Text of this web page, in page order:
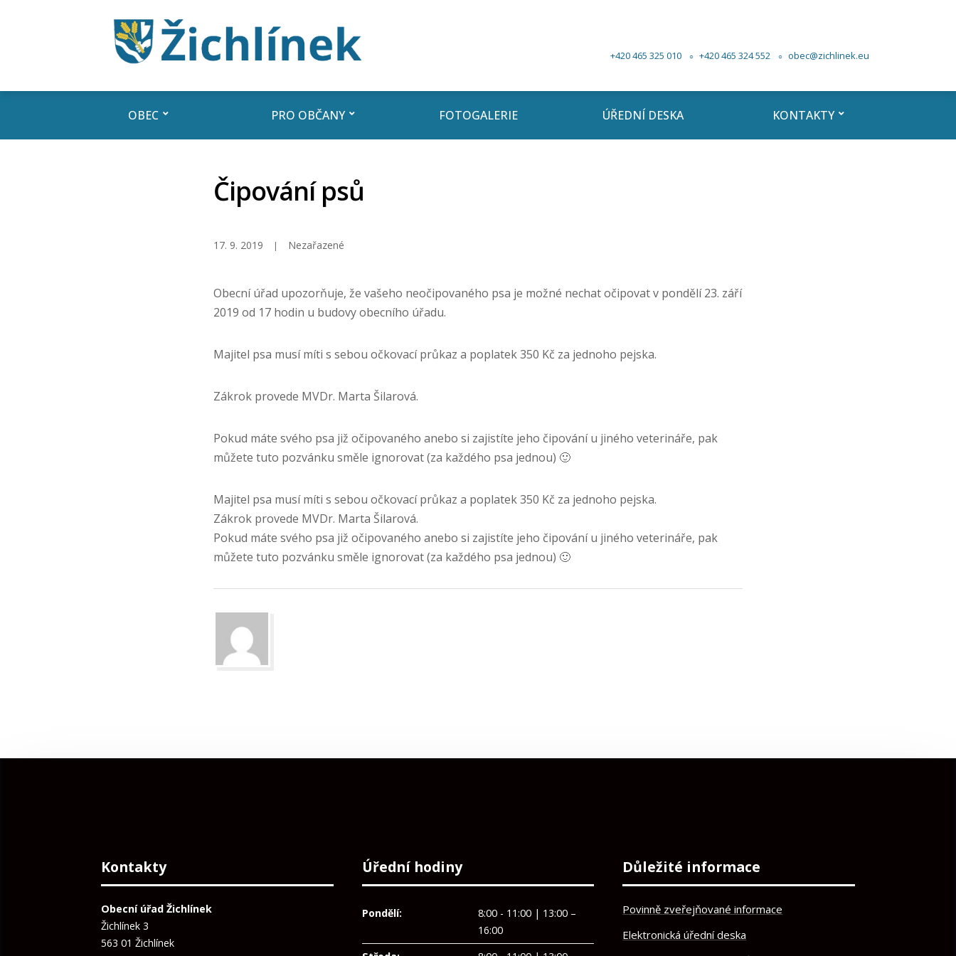
+420 465 325 010 +420 465 324 552 obec@zichlinek.eu
OBEC PRO OBČANY FOTOGALERIE ÚŘEDNÍ DESKA KONTAKTY
Čipování psů
17. 9. 2019 Nezařazené
Obecní úřad upozorňuje, že vašeho neočipovaného psa je možné nechat očipovat v pondělí 23. září
2019 od 17 hodin u budovy obecního úřadu.
Majitel psa musí míti s sebou očkovací průkaz a poplatek 350 Kč za jednoho pejska.
Zákrok provede MVDr. Marta Šilarová.
Pokud máte svého psa již očipovaného anebo si zajistíte jeho čipování u jiného veterináře, pak
můžete tuto pozvánku směle ignorovat (za každého psa jednou) 🙂
Majitel psa musí míti s sebou očkovací průkaz a poplatek 350 Kč za jednoho pejska.
Zákrok provede MVDr. Marta Šilarová.
Pokud máte svého psa již očipovaného anebo si zajistíte jeho čipování u jiného veterináře, pak
můžete tuto pozvánku směle ignorovat (za každého psa jednou) 🙂
Kontakty
Obecní úřad Žichlínek
Žichlínek 3
563 01 Žichlínek
Úřední hodiny
Pondělí:
8:00 - 11:00 | 13:00 –
16:00
Důležité informace
Povinně zveřejňované informace
Elektronická úřední deska